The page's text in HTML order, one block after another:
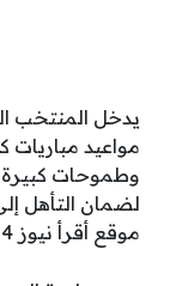
يدخل المنتخب
وطموحات
لضمان التأهل
موقع أقرأ نيوز 24 الاستفادة من الخيارات التالية: